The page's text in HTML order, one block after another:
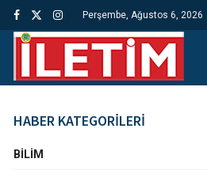
Perşembe, Ağustos 6, 2026
HABER KATEGORİLERİ
BILIM